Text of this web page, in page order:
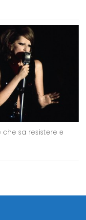
che sa resistere e